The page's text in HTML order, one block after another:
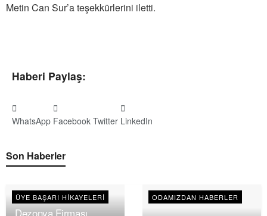
Metin Can Sur’a teşekkürlerini iletti.
Haberi Paylaş:
WhatsApp Facebook Twitter LinkedIn
Son Haberler
ÜYE BAŞARI HIKAYELERI
Dezonya Firması
ODAMIZDAN HABERLER